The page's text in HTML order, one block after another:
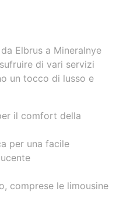
Elbrus a Mineralnye
di vari servizi
un tocco di lusso e
il comfort della
per una facile
comprese le limousine